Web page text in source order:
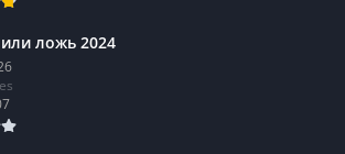
ложь 2024